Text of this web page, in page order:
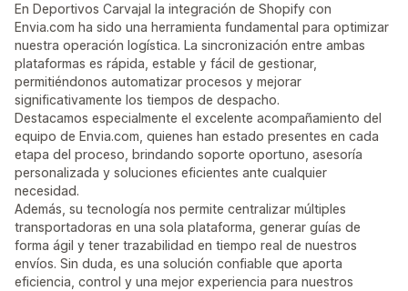
En Deportivos Carvajal la integración de Shopify con
Envia.com ha sido una herramienta fundamental para optimizar
nuestra operación logística. La sincronización entre ambas
plataformas es rápida, estable y fácil de gestionar,
permitiéndonos automatizar procesos y mejorar
significativamente los tiempos de despacho.
Destacamos especialmente el excelente acompañamiento del
equipo de Envia.com, quienes han estado presentes en cada
etapa del proceso, brindando soporte oportuno, asesoría
personalizada y soluciones eficientes ante cualquier
necesidad.
Además, su tecnología nos permite centralizar múltiples
transportadoras en una sola plataforma, generar guías de
forma ágil y tener trazabilidad en tiempo real de nuestros
envíos. Sin duda, es una solución confiable que aporta
eficiencia, control y una mejor experiencia para nuestros